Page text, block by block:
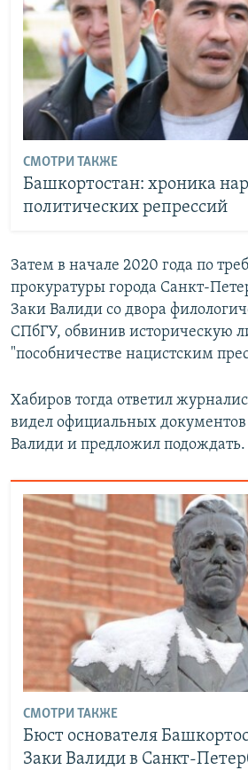
СМОТРИ ТАКЖЕ
Башкортостан: хроника
политических репрессий
Затем в начале 2020 года по
прокуратуры города Санкт-
Заки Валиди со двора
СПбГУ, обвинив историческую
"пособничестве нацистским
Хабиров тогда ответил
видел официальных документов
Валиди и предложил подождать.
СМОТРИ ТАКЖЕ
Бюст основателя
Заки Валиди в Санкт-